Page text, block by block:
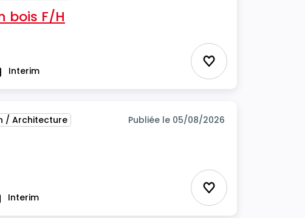
bois F/H
Interim Ajouter aux
/ Architecture Publiée le 05/08/2026
Interim Ajouter aux